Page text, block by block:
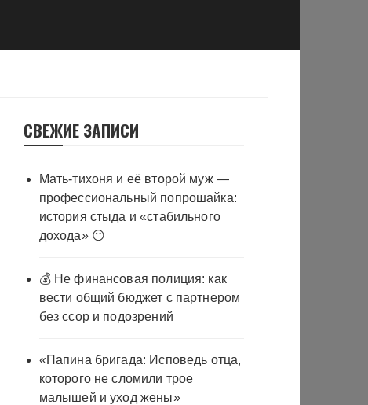
СВЕЖИЕ ЗАПИСИ
Мать-тихоня и её второй муж —
профессиональный попрошайка:
история стыда и «стабильного
дохода» 😶
💰 Не финансовая полиция: как
вести общий бюджет с партнером
без ссор и подозрений
«Папина бригада: Исповедь отца,
которого не сломили трое
малышей и уход жены»